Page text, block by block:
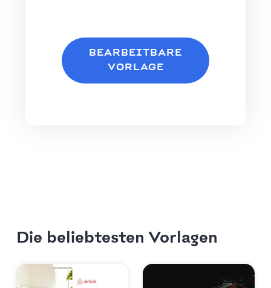
BEARBEITBARE
VORLAGE
Die beliebtesten Vorlagen